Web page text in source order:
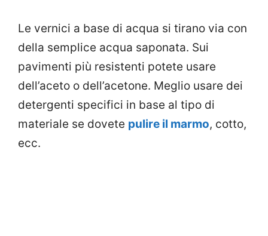
Le vernici a base di acqua si tirano via con
della semplice acqua saponata. Sui
pavimenti più resistenti potete usare
dell’aceto o dell’acetone. Meglio usare dei
detergenti specifici in base al tipo di
materiale se dovete pulire il marmo, cotto,
ecc.